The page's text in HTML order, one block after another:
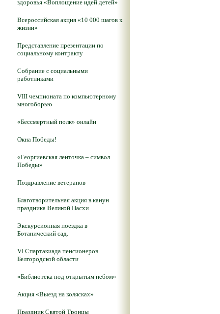
здоровья «Воплощение идей детей»
Всероссийская акция «10 000 шагов к
жизни»
Представление презентации по
социальному контракту
Собрание с социальными
работниками
VIII чемпионата по компьютерному
многоборью
«Бессмертный полк» онлайн
Окна Победы!
«Георгиевская ленточка – символ
Победы»
Поздравление ветеранов
Благотворительная акция в канун
праздника Великой Пасхи
Экскурсионная поездка в
Ботанический сад.
VI Спартакиада пенсионеров
Белгородской области
«Библиотека под открытым небом»
Акция «Выезд на колясках»
Праздник Святой Троицы